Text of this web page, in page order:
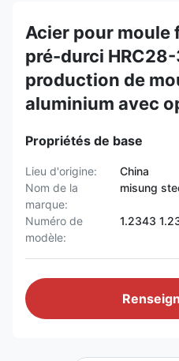
Acier pour moule
pré-durci
production de
aluminium avec
Propriétés de base
Lieu d'origine:
China
Nom de la
marque:
misung
Numéro de
modèle:
1.2343